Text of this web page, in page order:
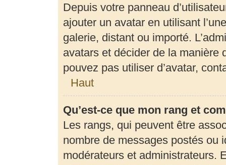
Depuis votre panneau
ajouter un avatar en utilisant
galerie, distant ou importé.
avatars et décider de la manière
pouvez pas utiliser d’avatar,
Haut
Qu’est-ce que mon rang et
Les rangs, qui peuvent être
nombre de messages postés ou
modérateurs et administrateurs.